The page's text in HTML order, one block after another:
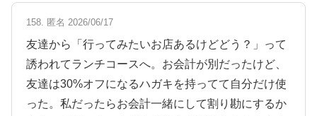
158. 匿名 2026/06/17
友達から「行ってみたいお店あるけどどう？」って
誘われてランチコースへ。お会計が別だったけど、
友達は30%オフになるハガキを持ってて自分だけ使
った。私だったらお会計一緒にして割り勘にするか